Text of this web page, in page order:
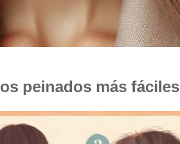
peinados más fáciles